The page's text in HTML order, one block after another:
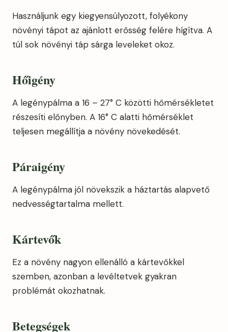
Használjunk egy kiegyensúlyozott, folyékony
növényi tápot az ajánlott erősség felére hígítva. A
túl sok növényi táp sárga leveleket okoz.
Hőigény
A legénypálma a 16 – 27° C közötti hőmérsékletet
részesíti előnyben. A 16° C alatti hőmérséklet
teljesen megállítja a növény növekedését.
Páraigény
A legénypálma jól növekszik a háztartás alapvető
nedvességtartalma mellett.
Kártevők
Ez a növény nagyon ellenálló a kártevőkkel
szemben, azonban a levéltetvek gyakran
problémát okozhatnak.
Betegségek